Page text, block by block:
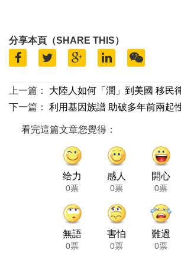
分享本頁（SHARE THIS）
上一篇：
大陸人如何「潤」到美國 移民
下一篇：
利用基因族譜 助破多年前兩起
看完這篇文章您覺得：
给力
0票
感人
0票
開心
0票
無語
0票
害怕
0票
難過
0票